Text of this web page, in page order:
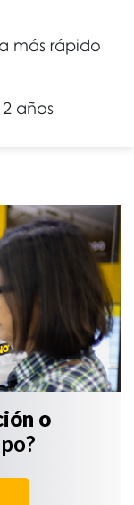
más rápido
años
o